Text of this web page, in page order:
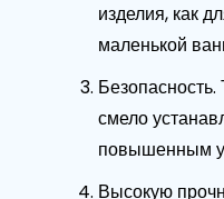
изделия, как
маленькой
смело
повышенным
Высокую